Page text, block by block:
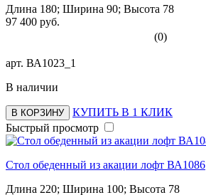
Длина 180; Ширина 90; Высота 78
97 400 руб.
(0)
арт. ВА1023_1
В наличии
В КОРЗИНУ
КУПИТЬ В 1 КЛИК
Быстрый просмотр
Стол обеденный из акации лофт ВА1086
Длина 220; Ширина 100; Высота 78